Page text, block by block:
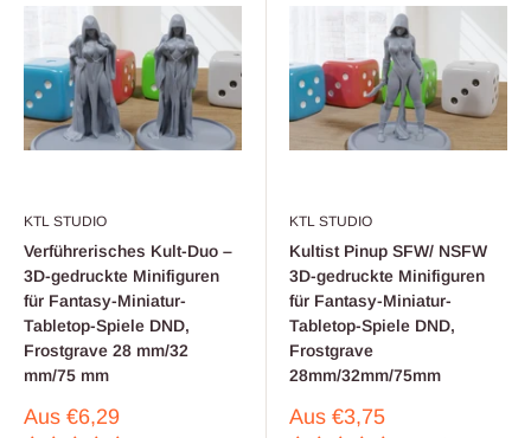
KTL STUDIO
Verführerisches Kult-Duo –
3D-gedruckte Minifiguren
für Fantasy-Miniatur-
Tabletop-Spiele DND,
Frostgrave 28 mm/32
mm/75 mm
Verkaufspreis
Aus €6,29
KTL STUDIO
Kultist Pinup SFW/ NSFW
3D-gedruckte Minifiguren
für Fantasy-Miniatur-
Tabletop-Spiele DND,
Frostgrave
28mm/32mm/75mm
Verkaufspreis
Aus €3,75